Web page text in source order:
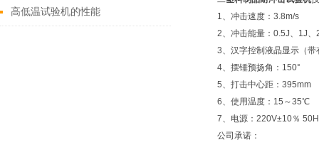
高低温试验机的性能
1、冲击速度：3.8m/s
2、冲击能量：0.5J、1J、
3、汉字控制液晶显示（
4、摆锤预扬角：150°
5、打击中心距：395mm
6、使用温度：15～35℃
7、电源：220V±10％
公司承诺：